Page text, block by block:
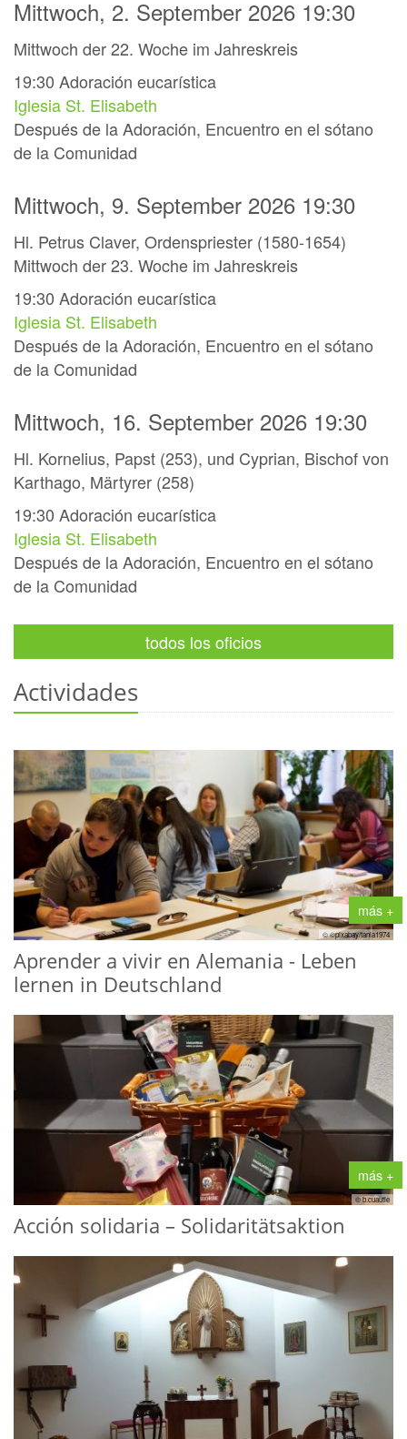
Mittwoch, 2. September 2026 19:30
Mittwoch der 22. Woche im Jahreskreis
19:30 Adoración eucarística
Iglesia St. Elisabeth
Después de la Adoración, Encuentro en el sótano
de la Comunidad
Mittwoch, 9. September 2026 19:30
Hl. Petrus Claver, Ordenspriester (1580-1654)
Mittwoch der 23. Woche im Jahreskreis
19:30 Adoración eucarística
Iglesia St. Elisabeth
Después de la Adoración, Encuentro en el sótano
de la Comunidad
Mittwoch, 16. September 2026 19:30
Hl. Kornelius, Papst (253), und Cyprian, Bischof von
Karthago, Märtyrer (258)
19:30 Adoración eucarística
Iglesia St. Elisabeth
Después de la Adoración, Encuentro en el sótano
de la Comunidad
todos los oficios
Actividades
más +
© ©pixabay/tania1974
Aprender a vivir en Alemania - Leben
lernen in Deutschland
más +
© b.cuautle
Acción solidaria – Solidaritätsaktion